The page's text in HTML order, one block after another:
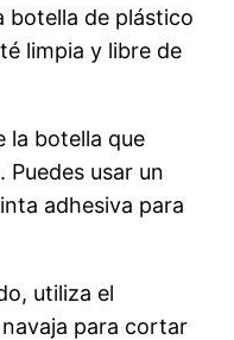
botella de plástico
limpia y libre de
la botella que
usar un
adhesiva para
utiliza el
para cortar